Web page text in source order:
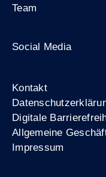
Team
Social Media
Kontakt
Digitale
Allgemeine
Impressum